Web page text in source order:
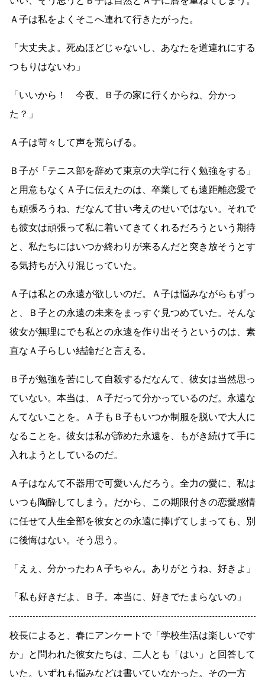
Ａ子は私をよくそこへ連れて行きたがった。
「大丈夫よ。死ぬほどじゃないし、あなたを道連れにする
つもりはないわ」
「いいから！ 今夜、Ｂ子の家に行くからね、分かっ
た？」
Ａ子は苛々して声を荒らげる。
Ｂ子が「テニス部を辞めて東京の大学に行く勉強をする」
と用意もなくＡ子に伝えたのは、卒業しても遠距離恋愛で
も頑張ろうね、だなんて甘い考えのせいではない。それで
も彼女は頑張って私に着いてきてくれるだろうという期待
と、私たちにはいつか終わりが来るんだと突き放そうとす
る気持ちが入り混じっていた。
Ａ子は私との永遠が欲しいのだ。Ａ子は悩みながらもずっ
と、Ｂ子との永遠の未来をまっすぐ見つめていた。そんな
彼女が無理にでも私との永遠を作り出そうというのは、素
直なＡ子らしい結論だと言える。
Ｂ子が勉強を苦にして自殺するだなんて、彼女は当然思っ
ていない。本当は、Ａ子だって分かっているのだ。永遠な
んてないことを。Ａ子もＢ子もいつか制服を脱いで大人に
なることを。彼女は私が諦めた永遠を、もがき続けて手に
入れようとしているのだ。
Ａ子はなんて不器用で可愛いんだろう。全力の愛に、私は
いつも陶酔してしまう。だから、この期限付きの恋愛感情
に任せて人生全部を彼女との永遠に捧げてしまっても、別
に後悔はない。そう思う。
「えぇ、分かったわＡ子ちゃん。ありがとうね、好きよ」
「私も好きだよ、Ｂ子。本当に、好きでたまらないの」
校長によると、春にアンケートで「学校生活は楽しいです
か」と問われた彼女たちは、二人とも「はい」と回答して
いた。いずれも悩みなどは書いていなかった。その一方